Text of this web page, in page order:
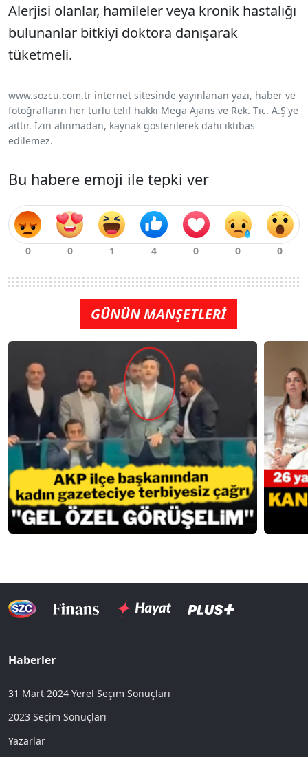
Alerjisi olanlar, hamileler veya kronik hastalığı
bulunanlar bitkiyi doktora danışarak
tüketmeli.
www.sozcu.com.tr internet sitesinde yayınlanan yazı, haber ve
fotoğrafların her türlü telif hakkı Mega Ajans ve Rek. Tic. A.Ş'ye
aittir. İzin alınmadan, kaynak gösterilerek dahi iktibas
edilemez.
Bu habere emoji ile tepki ver
GÜNÜN MANŞETLERİ
Haberler
31 Mart 2024 Yerel Seçim Sonuçları
2023 Seçim Sonuçları
Yazarlar